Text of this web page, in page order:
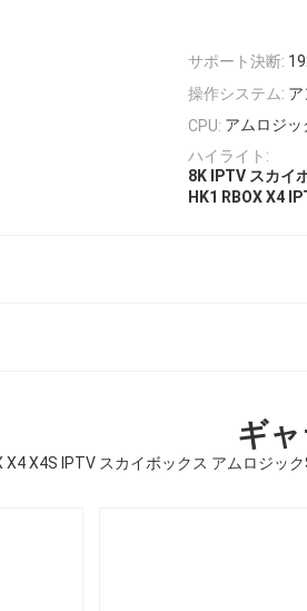
サポート決断:
操作システム:
CPU: アムロジッ
ハイライト:
8K IPTV スカイ
HK1 RBOX X4
ギ
X4 X4S IPTV スカイボックス アムロジッ